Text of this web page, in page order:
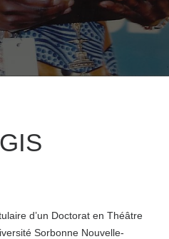
d’un Doctorat en Théâtre
Sorbonne Nouvelle-